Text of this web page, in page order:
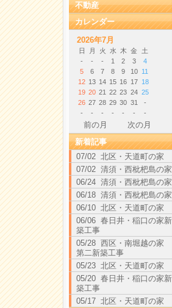
不動産
カレンダー
2026年7月
日 月 火 水 木 金
土
-
- - 1 2 3
4
5
6 7 8 9 10
11
12 13 14 15 16 17
18
19 20 21 22 23 24 25
26 27 28 29 30 31
-
-
- - - - - -
前の月
次の月
新着記事
07/02 北区・天道町の家
07/02 清須・西枇杷島の家
06/24 清須・西枇杷島の家
06/18 清須・西枇杷島の家
06/10 北区・天道町の家
06/06 春日井・稲口の家新
築工事
05/28 西区・南堀越の家
第二新築工事
05/23 北区・天道町の家
05/20 春日井・稲口の家新
築工事
05/17 北区・天道町の家